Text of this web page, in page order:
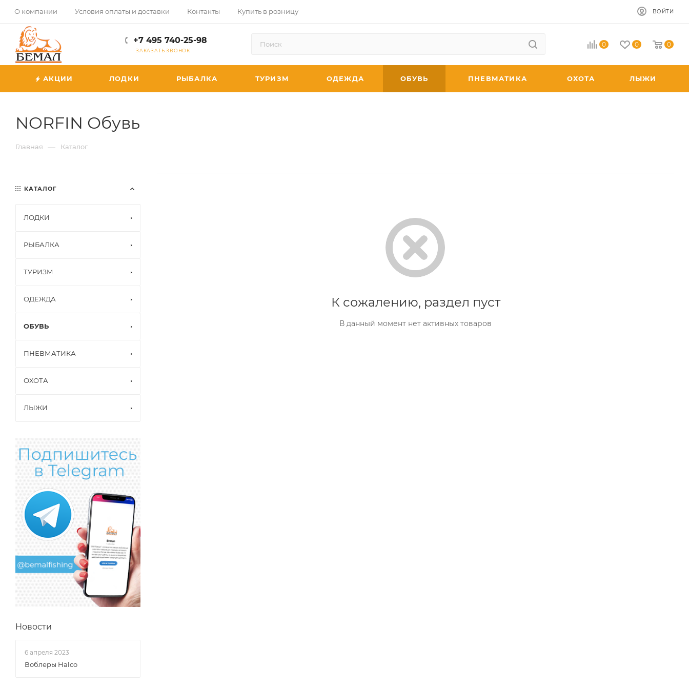
О компании Условия оплаты и доставки Контакты Купить в розницу ВОЙТИ
+7 495 740-25-98
ЗАКАЗАТЬ ЗВОНОК
0 0 0
АКЦИИ ЛОДКИ РЫБАЛКА ТУРИЗМ ОДЕЖДА ОБУВЬ ПНЕВМАТИКА ОХОТА ЛЫЖИ
NORFIN Обувь
Главная — Каталог
К сожалению, раздел пуст
В данный момент нет активных товаров
КАТАЛОГ
ЛОДКИ
РЫБАЛКА
ТУРИЗМ
ОДЕЖДА
ОБУВЬ
ПНЕВМАТИКА
ОХОТА
ЛЫЖИ
Новости
6 апреля 2023
Воблеры Halco